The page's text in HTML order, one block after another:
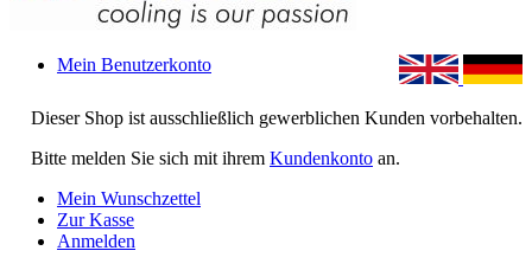
Dieser Shop ist ausschließlich gewerblichen Kunden vorbehalten.
Bitte melden Sie sich mit ihrem Kundenkonto an.
Mein Benutzerkonto
Mein Wunschzettel
Zur Kasse
Anmelden